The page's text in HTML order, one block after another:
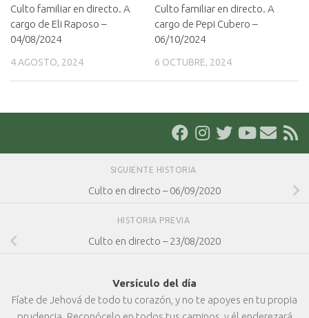
Culto familiar en directo. A
cargo de Eli Raposo –
04/08/2024
4 AGOSTO, 2024
Culto familiar en directo. A
cargo de Pepi Cubero –
06/10/2024
6 OCTUBRE, 2024
SIGUIENTE HISTORIA
Culto en directo – 06/09/2020
HISTORIA PREVIA
Culto en directo – 23/08/2020
Versículo del día
Fíate de Jehová de todo tu corazón, y no te apoyes en tu propia